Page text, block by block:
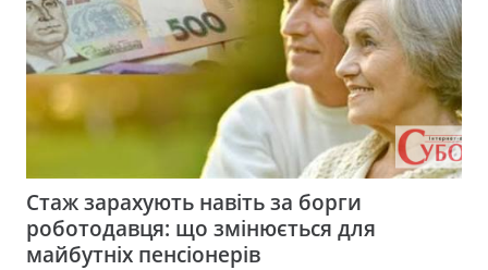
Стаж зарахують навіть за борги
роботодавця: що змінюється для
майбутніх пенсіонерів